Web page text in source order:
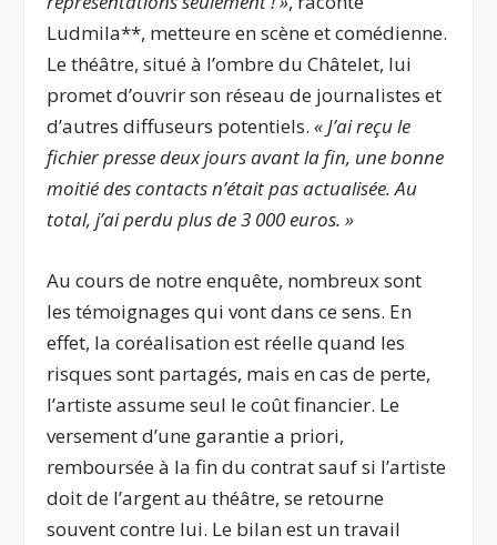
Ludmila**, metteure en scène et comédienne.
Le théâtre, situé à l’ombre du Châtelet, lui
promet d’ouvrir son réseau de journalistes et
d’autres diffuseurs potentiels.« J’ai reçu le
fichier presse deux jours avant la fin, une bonne
moitié des contacts n’était pas actualisée. Au
total, j’ai perdu plus de 3 000 euros. »
Au cours de notre enquête, nombreux sont
les témoignages qui vont dans ce sens. En
effet, la coréalisation est réelle quand les
risques sont partagés, mais en cas de perte,
l’artiste assume seul le coût financier. Le
versement d’une garantie a priori,
remboursée à la fin du contrat sauf si l’artiste
doit de l’argent au théâtre, se retourne
souvent contre lui. Le bilan est un travail